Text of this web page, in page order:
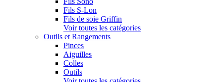
Fils S-Lon
Fils de soie Griffin
Voir toutes les catégories
Outils et Rangements
Pinces
Aiguilles
Colles
Outils